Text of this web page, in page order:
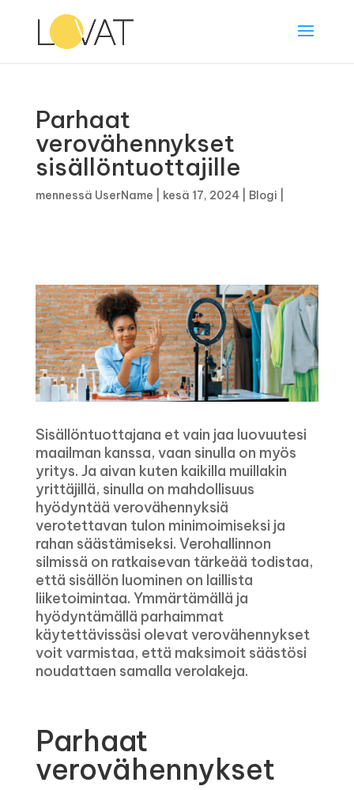
Parhaat
verovähennykset
sisällöntuottajille
mennessä UserName kesä 17, 2024| Blogi
Sisällöntuottajana et vain jaa luovuutesi
maailman kanssa, vaan sinulla on myös
yritys. Ja aivan kuten kaikilla muillakin
yrittäjillä, sinulla on mahdollisuus
hyödyntää verovähennyksiä
verotettavan tulon minimoimiseksi ja
rahan säästämiseksi. Verohallinnon
silmissä on ratkaisevan tärkeää todistaa,
että sisällön luominen on laillista
liiketoimintaa. Ymmärtämällä ja
hyödyntämällä parhaimmat
käytettävissäsi olevat verovähennykset
voit varmistaa, että maksimoit säästösi
noudattaen samalla verolakeja.
Parhaat
verovähennykset